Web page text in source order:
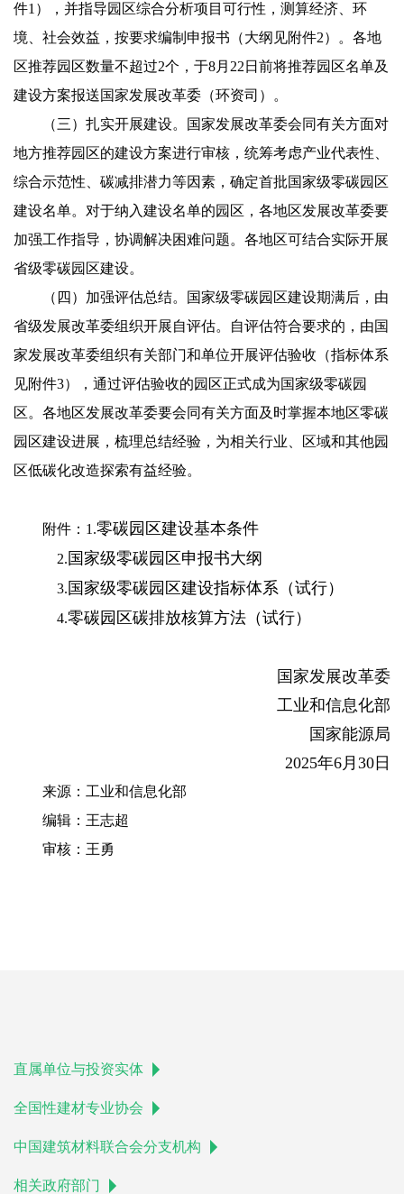
件1），并指导园区综合分析项目可行性，测算经济、环
境、社会效益，按要求编制申报书（大纲见附件2）。各地
区推荐园区数量不超过2个，于8月22日前将推荐园区名单及
建设方案报送国家发展改革委（环资司）。
（三）扎实开展建设。国家发展改革委会同有关方面对
地方推荐园区的建设方案进行审核，统筹考虑产业代表性、
综合示范性、碳减排潜力等因素，确定首批国家级零碳园区
建设名单。对于纳入建设名单的园区，各地区发展改革委要
加强工作指导，协调解决困难问题。各地区可结合实际开展
省级零碳园区建设。
（四）加强评估总结。国家级零碳园区建设期满后，由
省级发展改革委组织开展自评估。自评估符合要求的，由国
家发展改革委组织有关部门和单位开展评估验收（指标体系
见附件3），通过评估验收的园区正式成为国家级零碳园
区。各地区发展改革委要会同有关方面及时掌握本地区零碳
园区建设进展，梳理总结经验，为相关行业、区域和其他园
区低碳化改造探索有益经验。
附件：1.零碳园区建设基本条件
2. 国家级零碳园区申报书大纲
3. 国家级零碳园区建设指标体系（试行）
4.零碳园区碳排放核算方法（试行）
国家发展改革委
工业和信息化部
国家能源局
2025年6月30日
来源：工业和信息化部
编辑：王志超
审核：王勇
直属单位与投资实体
全国性建材专业协会
中国建筑材料联合会分支机构
相关政府部门